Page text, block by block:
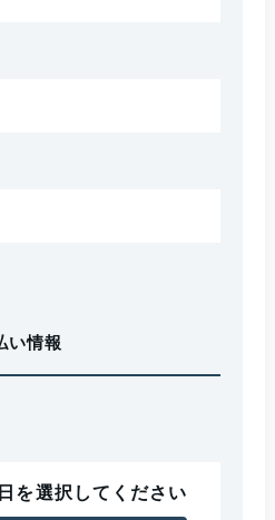
い情報
を選択してください